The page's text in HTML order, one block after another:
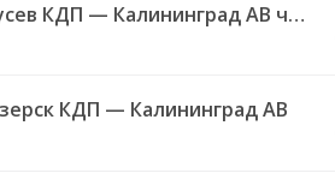
580 Гусев КДП — Калининград АВ ч/з Черняховск АС
КДП — Калининград АВ